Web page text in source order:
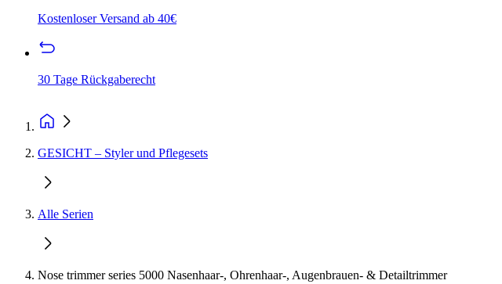
Kostenloser Versand ab 40€
30 Tage Rückgaberecht
GESICHT – Styler und Pflegesets
Alle Serien
Nose trimmer series 5000 Nasenhaar-, Ohrenhaar-, Augenbrauen- & Detailtrimmer